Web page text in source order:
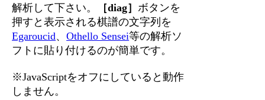
解析して下さい。
［diag］ ボタンを
押すと表示される棋譜の文字列を
Egaroucid、Othello Sensei等の解析ソ
フトに貼り付けるのが簡単です。
※JavaScriptをオフにしていると動作
しません。